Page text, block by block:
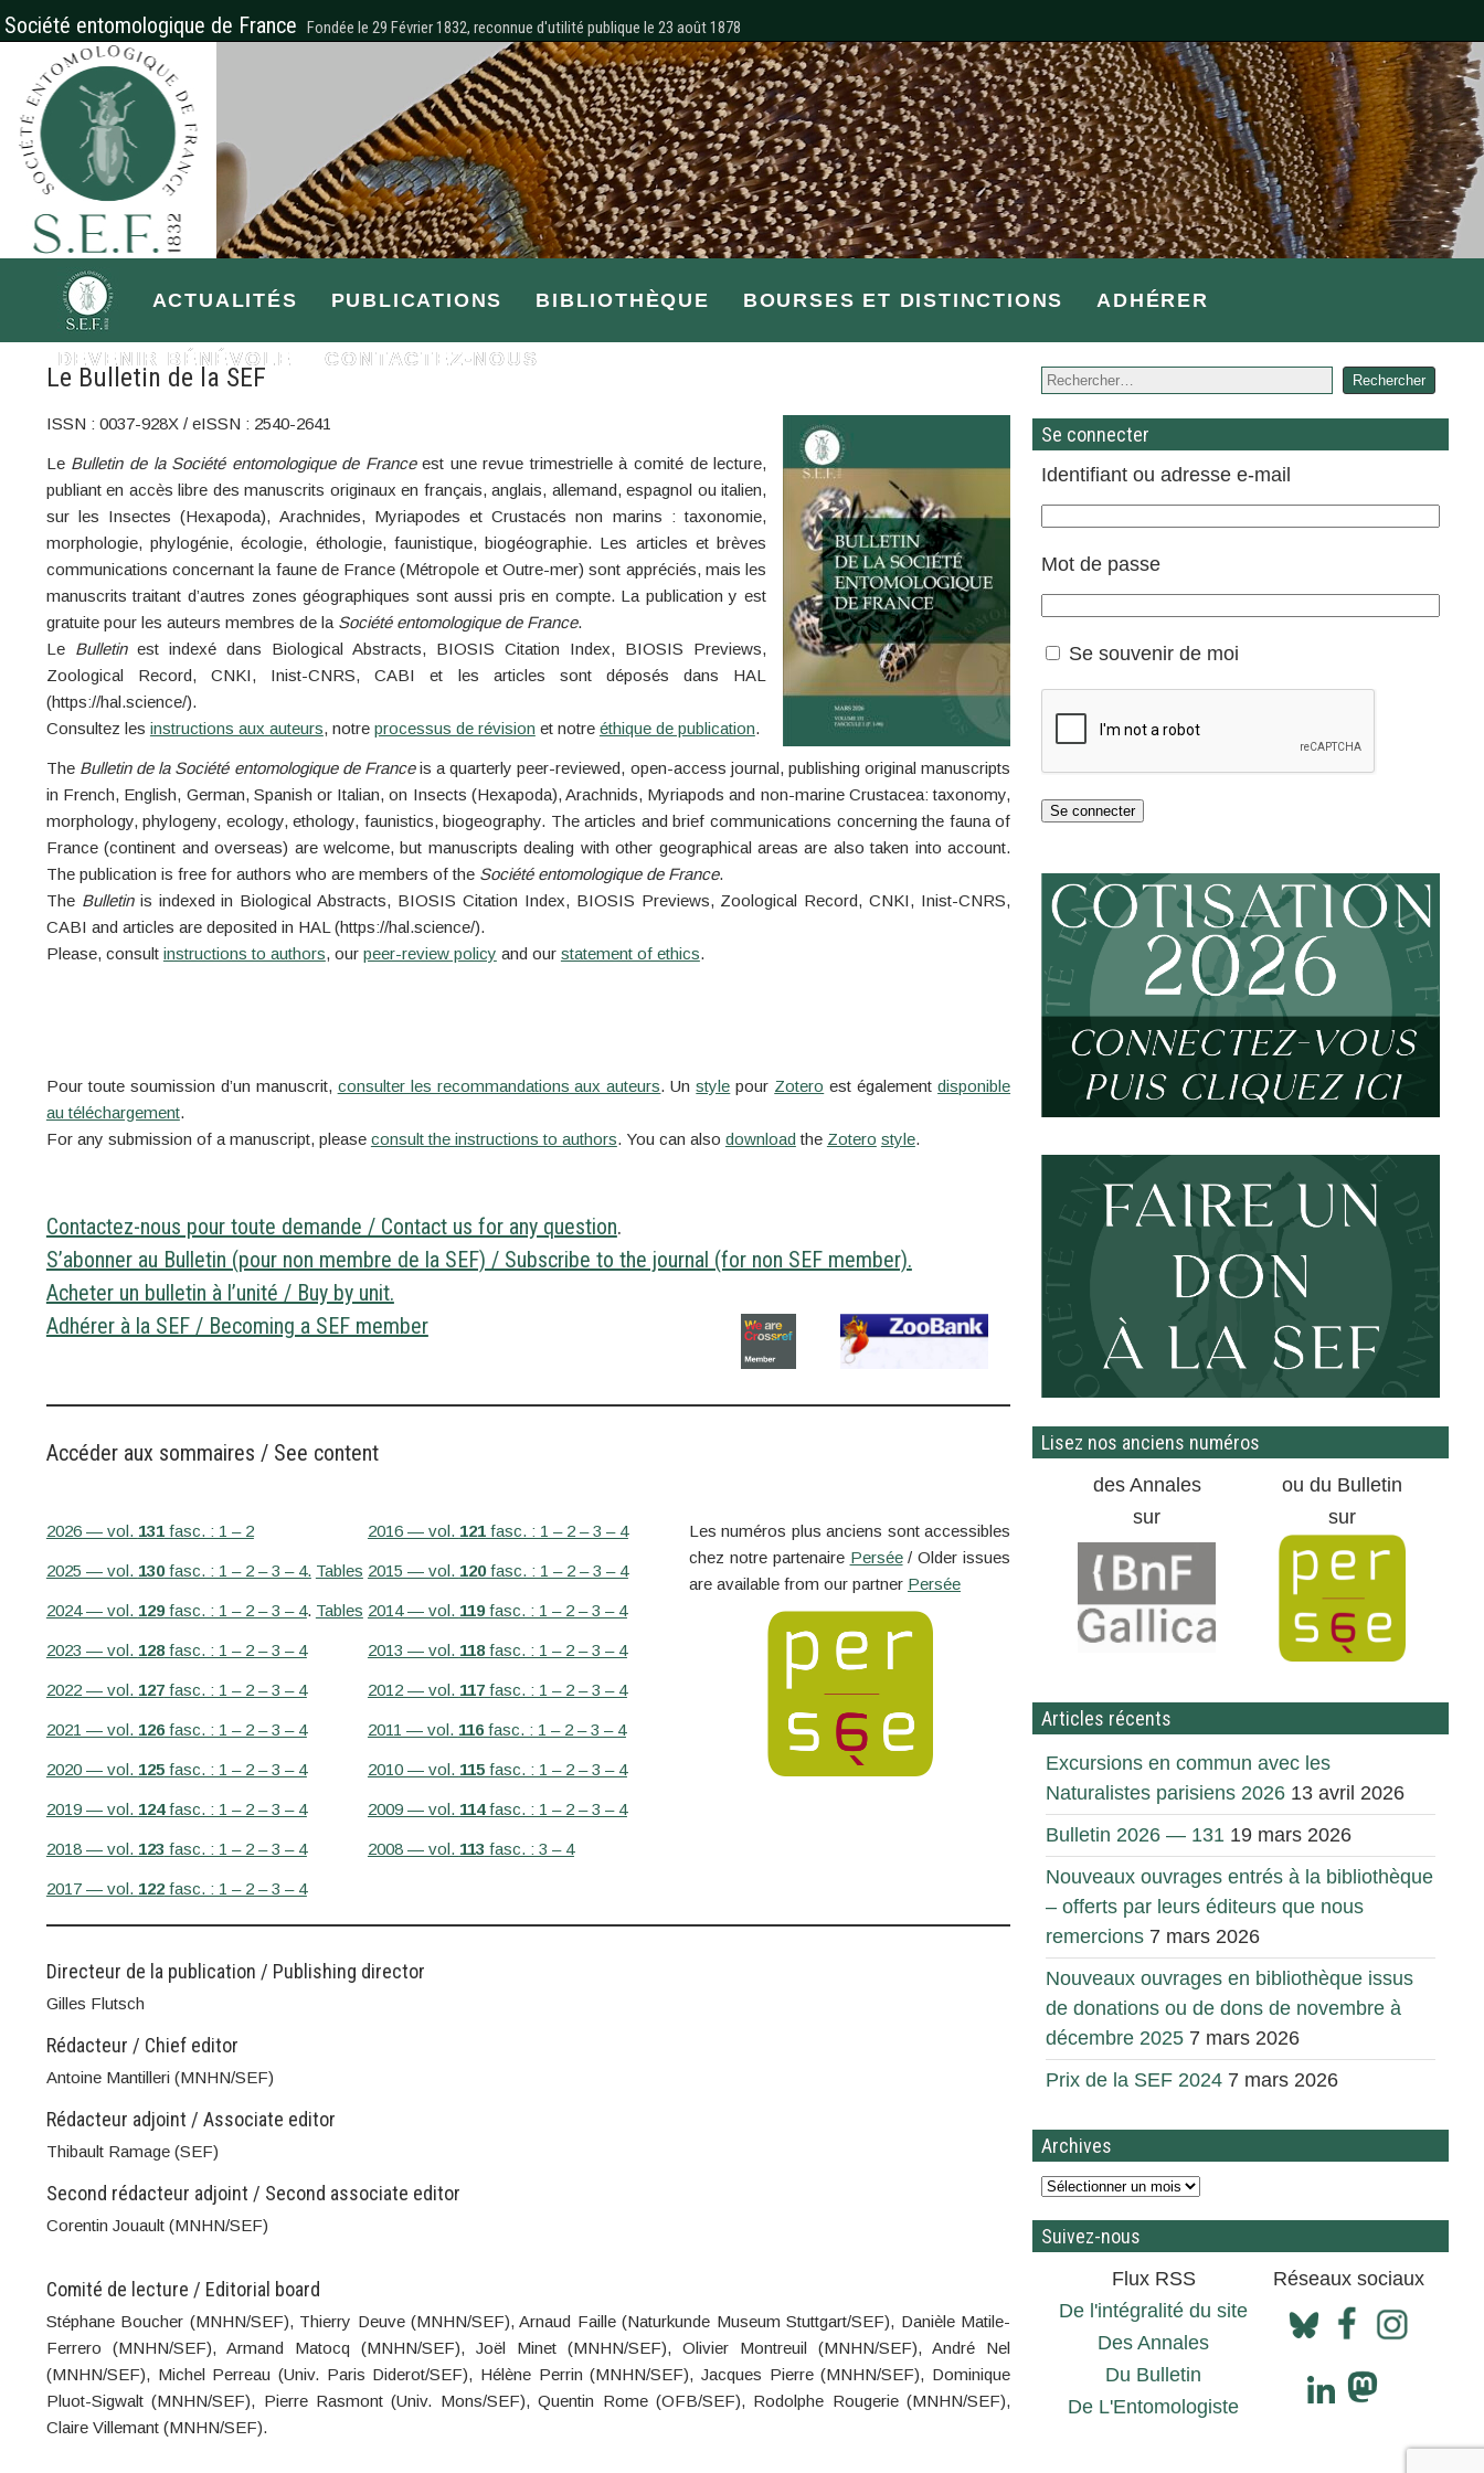
Société entomologique de France Fondée le 29 Février 1832, reconnue d'utilité publique le 23 août 1878
ACTUALITÉS PUBLICATIONS BIBLIOTHÈQUE BOURSES ET DISTINCTIONS ADHÉRER
DEVENIR BÉNÉVOLE CONTACTEZ-NOUS
Le Bulletin de la SEF
ISSN : 0037-928X / eISSN : 2540-2641
Le Bulletin de la Société entomologique de Franceest une revue trimestrielle à comité de lecture,
publiant en accès libre des manuscrits originaux en français, anglais, allemand, espagnol ou italien,
sur les Insectes (Hexapoda), Arachnides, Myriapodes et Crustacés non marins : taxonomie,
morphologie, phylogénie, écologie, éthologie, faunistique, biogéographie. Les articles et brèves
communications concernant la faune de France (Métropole et Outre-mer) sont appréciés, mais les
manuscrits traitant d’autres zones géographiques sont aussi pris en compte. La publication y est
gratuite pour les auteurs membres de la Société entomologique de France.
Le Bulletinest indexé dans Biological Abstracts, BIOSIS Citation Index, BIOSIS Previews,
Zoological Record, CNKI, Inist-CNRS, CABI et les articles sont déposés dans HAL
(https://hal.science/).
Consultez les instructions aux auteurs, notre processus de révision et notre éthique de publication.
The Bulletin de la Société entomologique de Franceis a quarterly peer-reviewed, open-access journal, publishing original manuscripts
in French, English, German, Spanish or Italian, on Insects (Hexapoda), Arachnids, Myriapods and non-marine Crustacea: taxonomy,
morphology, phylogeny, ecology, ethology, faunistics, biogeography. The articles and brief communications concerning the fauna of
France (continent and overseas) are welcome, but manuscripts dealing with other geographical areas are also taken into account.
The publication is free for authors who are members of the Société entomologique de France.
The Bulletinis indexed in Biological Abstracts, BIOSIS Citation Index, BIOSIS Previews, Zoological Record, CNKI, Inist-CNRS,
CABI and articles are deposited in HAL (https://hal.science/).
Please, consult instructions to authors, our peer-review policy and our statement of ethics.
Pour toute soumission d’un manuscrit, consulter les recommandations aux auteurs. Unstyle pour Zotero est égalementdisponible
au téléchargement.
For any submission of a manuscript, please consult the instructions to authors. You can also download the Zotero style.
Contactez-nous pour toute demande / Contact us for any question.
S’abonner au Bulletin (pour non membre de la SEF) / Subscribe to the journal (for non SEF member).
Acheter un bulletin à l’unité / Buy by unit.
Adhérer à la SEF / Becoming a SEF member
Accéder aux sommaires / See content
2026 — vol. 131fasc. : 1 – 2
2025 — vol. 130fasc. : 1 – 2 – 3 – 4. Tables
2024 — vol. 129fasc. : 1 – 2 – 3 – 4. Tables
2023 — vol. 128fasc. : 1 – 2 – 3 – 4
2022 — vol. 127fasc. : 1 – 2 – 3 – 4
2021 — vol. 126fasc. : 1 – 2 – 3 – 4
2020 — vol. 125fasc. : 1 – 2 – 3 – 4
2019 — vol. 124fasc. : 1 – 2 – 3 – 4
2018 — vol. 123 fasc. : 1 – 2 – 3 – 4
2017 — vol. 122fasc. : 1 – 2 – 3 – 4
2016 — vol. 121fasc. : 1 – 2 – 3 – 4
2015 — vol. 120fasc. : 1 – 2 – 3 – 4
2014 — vol. 119fasc. : 1 – 2 – 3 – 4
2013 — vol. 118fasc. : 1 – 2 – 3 – 4
2012 — vol. 117fasc. : 1 – 2 – 3 – 4
2011 — vol. 116fasc. : 1 – 2 – 3 – 4
2010 — vol. 115fasc. : 1 – 2 – 3 – 4
2009 — vol. 114fasc. : 1 – 2 – 3 – 4
2008 — vol. 113 fasc. : 3 – 4
Les numéros plus anciens sont accessibles
chez notre partenaire Persée/ Older issues
are available from our partner Persée
Directeur de la publication / Publishing director
Gilles Flutsch
Rédacteur / Chief editor
Antoine Mantilleri (MNHN/SEF)
Rédacteur adjoint / Associate editor
Thibault Ramage (SEF)
Second rédacteur adjoint / Second associate editor
Corentin Jouault (MNHN/SEF)
Comité de lecture / Editorial board
Stéphane Boucher (MNHN/SEF), Thierry Deuve (MNHN/SEF), Arnaud Faille (Naturkunde Museum Stuttgart/SEF), Danièle Matile-
Ferrero (MNHN/SEF), Armand Matocq (MNHN/SEF), Joël Minet (MNHN/SEF), Olivier Montreuil (MNHN/SEF), André Nel
(MNHN/SEF), Michel Perreau (Univ. Paris Diderot/SEF), Hélène Perrin (MNHN/SEF), Jacques Pierre (MNHN/SEF), Dominique
Pluot-Sigwalt (MNHN/SEF), Pierre Rasmont (Univ. Mons/SEF), Quentin Rome (OFB/SEF), Rodolphe Rougerie (MNHN/SEF),
Claire Villemant (MNHN/SEF).
Se connecter
Identifiant ou adresse e-mail
Mot de passe
Se souvenir de moi
Se connecter
Lisez nos anciens numéros
des Annales
ou du Bulletin
sur
sur
Articles récents
Excursions en commun avec les
Naturalistes parisiens 2026 13 avril 2026
Bulletin 2026 — 131 19 mars 2026
Nouveaux ouvrages entrés à la bibliothèque
– offerts par leurs éditeurs que nous
remercions 7 mars 2026
Nouveaux ouvrages en bibliothèque issus
de donations ou de dons de novembre à
décembre 2025 7 mars 2026
Prix de la SEF 2024 7 mars 2026
Archives
Suivez-nous
Flux RSS
Réseaux sociaux
De l'intégralité du site
Des Annales
Du Bulletin
De L'Entomologiste